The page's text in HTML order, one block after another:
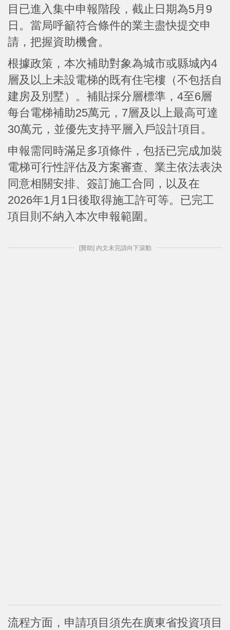
目已進入集中申報階段，截止日期為5月9
日。當局呼籲符合條件的業主盡快提交申
請，把握資助機會。
根據政策，本次補助對象為城市或縣城內4
層及以上未設電梯的既有住宅樓（不包括自
建房及別墅）。補貼採分層標準，4至6層
每台電梯補助25萬元，7層及以上最高可達
30萬元，並優先支持平層入戶設計項目。
申報需同時滿足多項條件，包括已完成加裝
電梯可行性評估及方案審查、業主依法表決
同意相關安排、簽訂施工合同，以及在
2026年1月1日後取得施工許可等。已完工
項目則不納入本次申報範圍。
[贊助] 內文未完請向下滾動
流程方面，申請項目須先在廣東省投資項目